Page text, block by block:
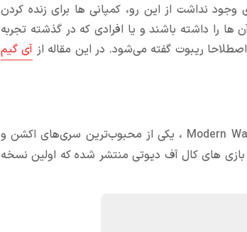
وجود نداشت از این رو، کمپانی ها برای زنده کردن
را داشته باشند و یا افرادی که در گذشته تجربه
ریبوت گفته می‌شود. در این مقاله از آی گیم
را تجربه نکرده باشید. سری Modern Warfare ، یکی از محبوب‌ترین سری‌های اکشن و
عمومی درآمده است. 16 نسخه اصلی از سری بازی های کال آف دیوتی منتشر شده که اولین نسخه